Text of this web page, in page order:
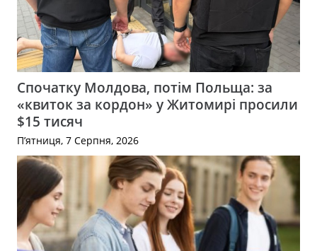
Спочатку Молдова, потім Польща: за
«квиток за кордон» у Житомирі просили
$15 тисяч
П’ятниця, 7 Серпня, 2026